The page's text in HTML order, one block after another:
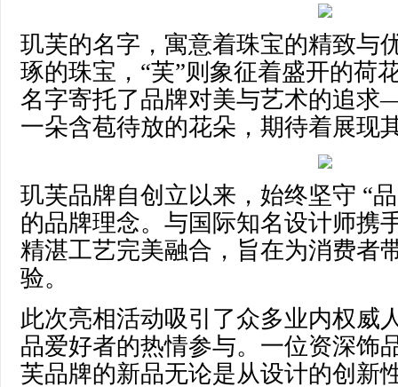
玑芙的名字，寓意着珠宝的精致与
琢的珠宝，“芙”则象征着盛开的荷
名字寄托了品牌对美与艺术的追
一朵含苞待放的花朵，期待着展现
玑芙品牌自创立以来，始终坚守 “
的品牌理念。与国际知名设计师携
精湛工艺完美融合，旨在为消费者
验。
此次亮相活动吸引了众多业内权威
品爱好者的热情参与。一位资深饰
芙品牌的新品无论是从设计的创新